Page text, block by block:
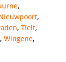
,
,
, Tielt,
, Wingene,